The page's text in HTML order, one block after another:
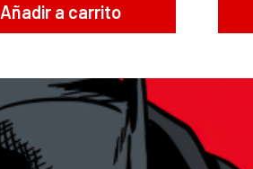
Añadir a carrito